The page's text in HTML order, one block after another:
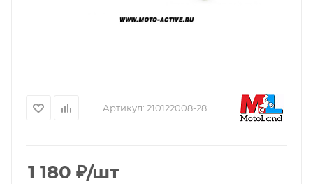
Артикул: 210122008-28
1 180 ₽/шт